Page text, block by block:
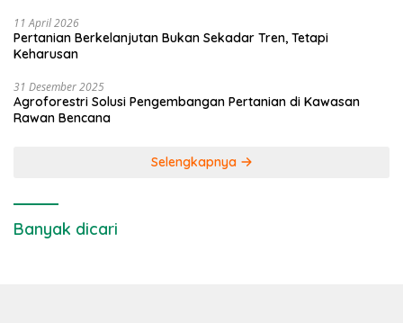
11 April 2026
Pertanian Berkelanjutan Bukan Sekadar Tren, Tetapi
Keharusan
31 Desember 2025
Agroforestri Solusi Pengembangan Pertanian di Kawasan
Rawan Bencana
Selengkapnya
Banyak dicari